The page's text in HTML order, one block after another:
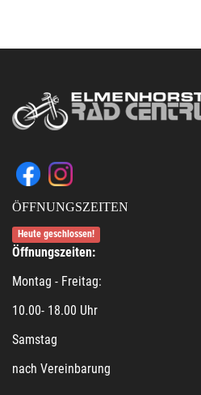
ÖFFNUNGSZEITEN
Heute geschlossen!
Öffnungszeiten:
Montag - Freitag:
10.00- 18.00 Uhr
Samstag
nach Vereinbarung